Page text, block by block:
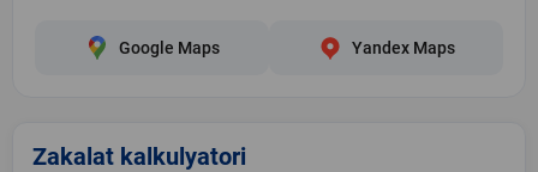
Google Maps Yandex Maps
Zakalat kalkulyatori